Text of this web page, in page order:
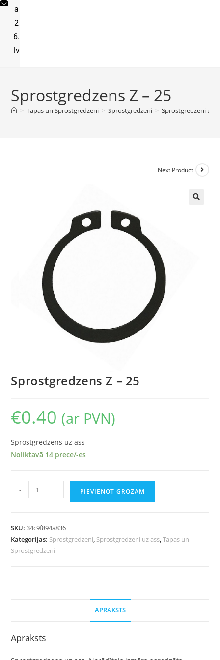
a
2
6.
lv
Sprostgredzens Z – 25
> Tapas un Sprostgredzeni > Sprostgredzeni > Sprostgredzeni uz
Next Product
Sprostgredzens Z – 25
€0.40 (ar PVN)
Sprostgredzens uz ass
Noliktavā 14 prece/-es
- + PIEVIENOT GROZAM
SKU:34c9f894a836
Kategorijas: Sprostgredzeni, Sprostgredzeni uz ass,Tapas un
Sprostgredzeni
APRAKSTS
Apraksts